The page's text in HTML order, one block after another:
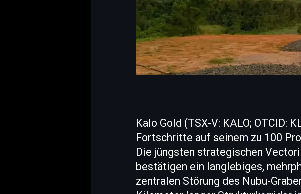
Kalo Gold (TSX-V: KALO; OTCID:
Fortschritte auf seinem zu 100
Die jüngsten strategischen
bestätigen ein langlebiges,
zentralen Störung des Nubu-